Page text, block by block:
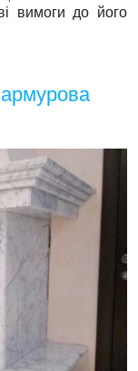
вимоги до його